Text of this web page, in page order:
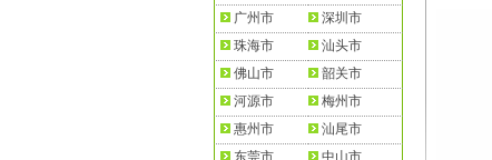
广州市
深圳市
珠海市
汕头市
佛山市
韶关市
河源市
梅州市
惠州市
汕尾市
东莞市
中山市